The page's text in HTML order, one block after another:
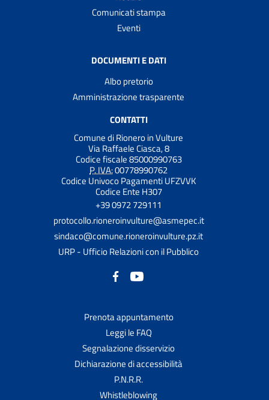
Comunicati stampa
Eventi
DOCUMENTI E DATI
Albo pretorio
Amministrazione trasparente
CONTATTI
Comune di Rionero in Vulture
Via Raffaele Ciasca, 8
Codice fiscale 85000990763
P. IVA:00778990762
Codice Univoco Pagamenti UFZVVK
Codice Ente H307
+39 0972 729111
protocollo.rioneroinvulture@asmepec.it
sindaco@comune.rioneroinvulture.pz.it
URP - Ufficio Relazioni con il Pubblico
Prenota appuntamento
Leggi le FAQ
Segnalazione disservizio
Dichiarazione di accessibilità
P.N.R.R.
Whistleblowing